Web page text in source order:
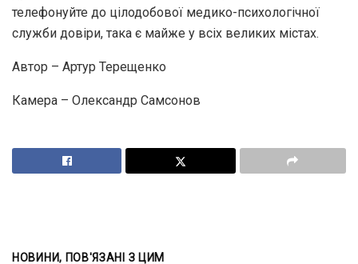
телефонуйте до цілодобової медико-психологічної
служби довіри, така є майже у всіх великих містах.
Автор – Артур Терещенко
Камера – Олександр Самсонов
НОВИНИ, ПОВ'ЯЗАНІ З ЦИМ